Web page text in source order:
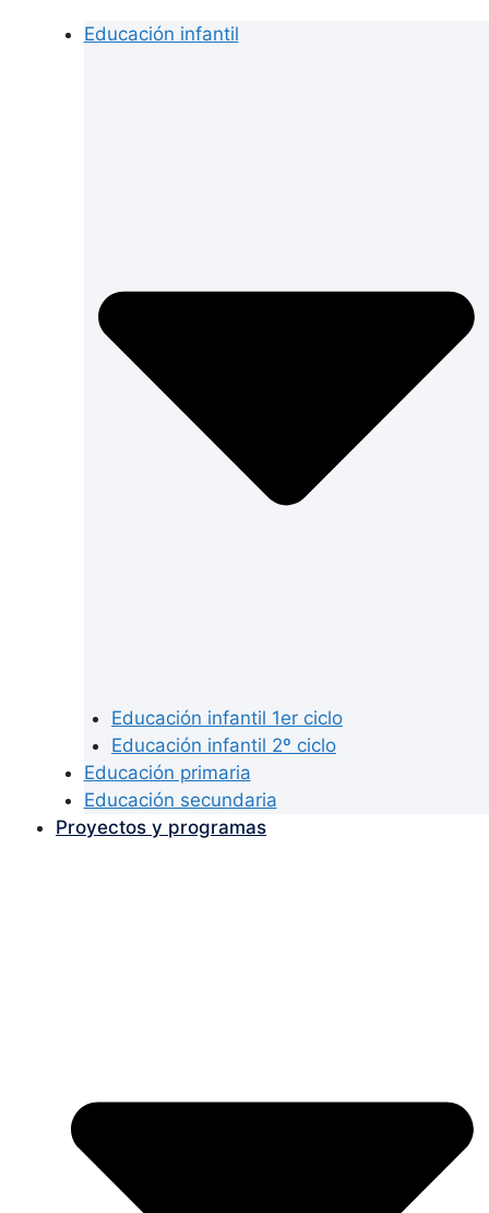
Educación infantil
Educación infantil 1er ciclo
Educación infantil 2º ciclo
Educación primaria
Educación secundaria
Proyectos y programas